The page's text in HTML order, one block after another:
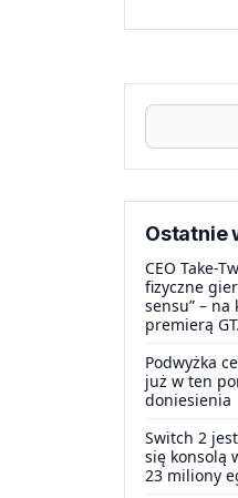
Ostatnie
CEO Take-
fizyczne
sensu” –
premierą
Podwyżka
już w ten
doniesienia
Switch 2
się konsolą
23 miliony